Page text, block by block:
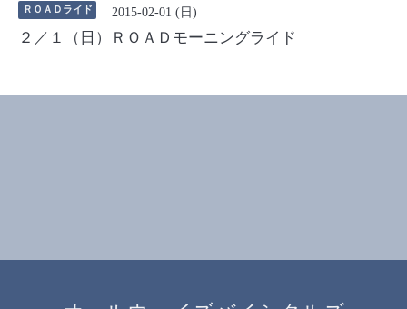
ＲＯＡＤライド 2015-02-01 (日)
２／１（日）ＲＯＡＤモーニングライド